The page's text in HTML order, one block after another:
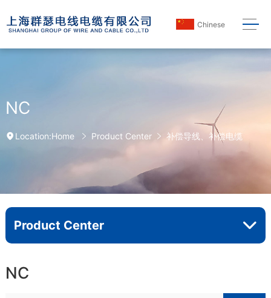
Chinese
NC
Location:Home Product Center 补偿导线、补偿电缆
Product Center
NC